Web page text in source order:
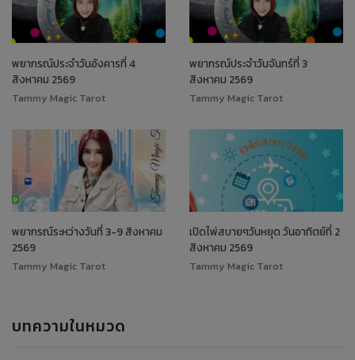
พยากรณ์ประจำวันอังคารที่ 4
สิงหาคม 2569
Tammy Magic Tarot
พยากรณ์ประจำวันจันทร์ที่ 3
สิงหาคม 2569
Tammy Magic Tarot
พยากรณ์ระหว่างวันที่ 3-9 สิงหาคม
2569
Tammy Magic Tarot
เปิดไพ่สบายๆวันหยุด วันอาทิตย์ที่ 2
สิงหาคม 2569
Tammy Magic Tarot
บทความในหมวด